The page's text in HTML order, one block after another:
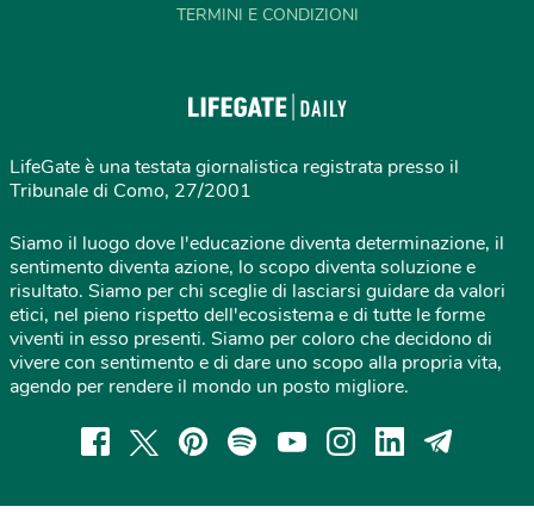
TERMINI E CONDIZIONI
LifeGate è una testata giornalistica registrata presso il
Tribunale di Como, 27/2001
Siamo il luogo dove l'educazione diventa determinazione, il
sentimento diventa azione, lo scopo diventa soluzione e
risultato. Siamo per chi sceglie di lasciarsi guidare da valori
etici, nel pieno rispetto dell'ecosistema e di tutte le forme
viventi in esso presenti. Siamo per coloro che decidono di
vivere con sentimento e di dare uno scopo alla propria vita,
agendo per rendere il mondo un posto migliore.